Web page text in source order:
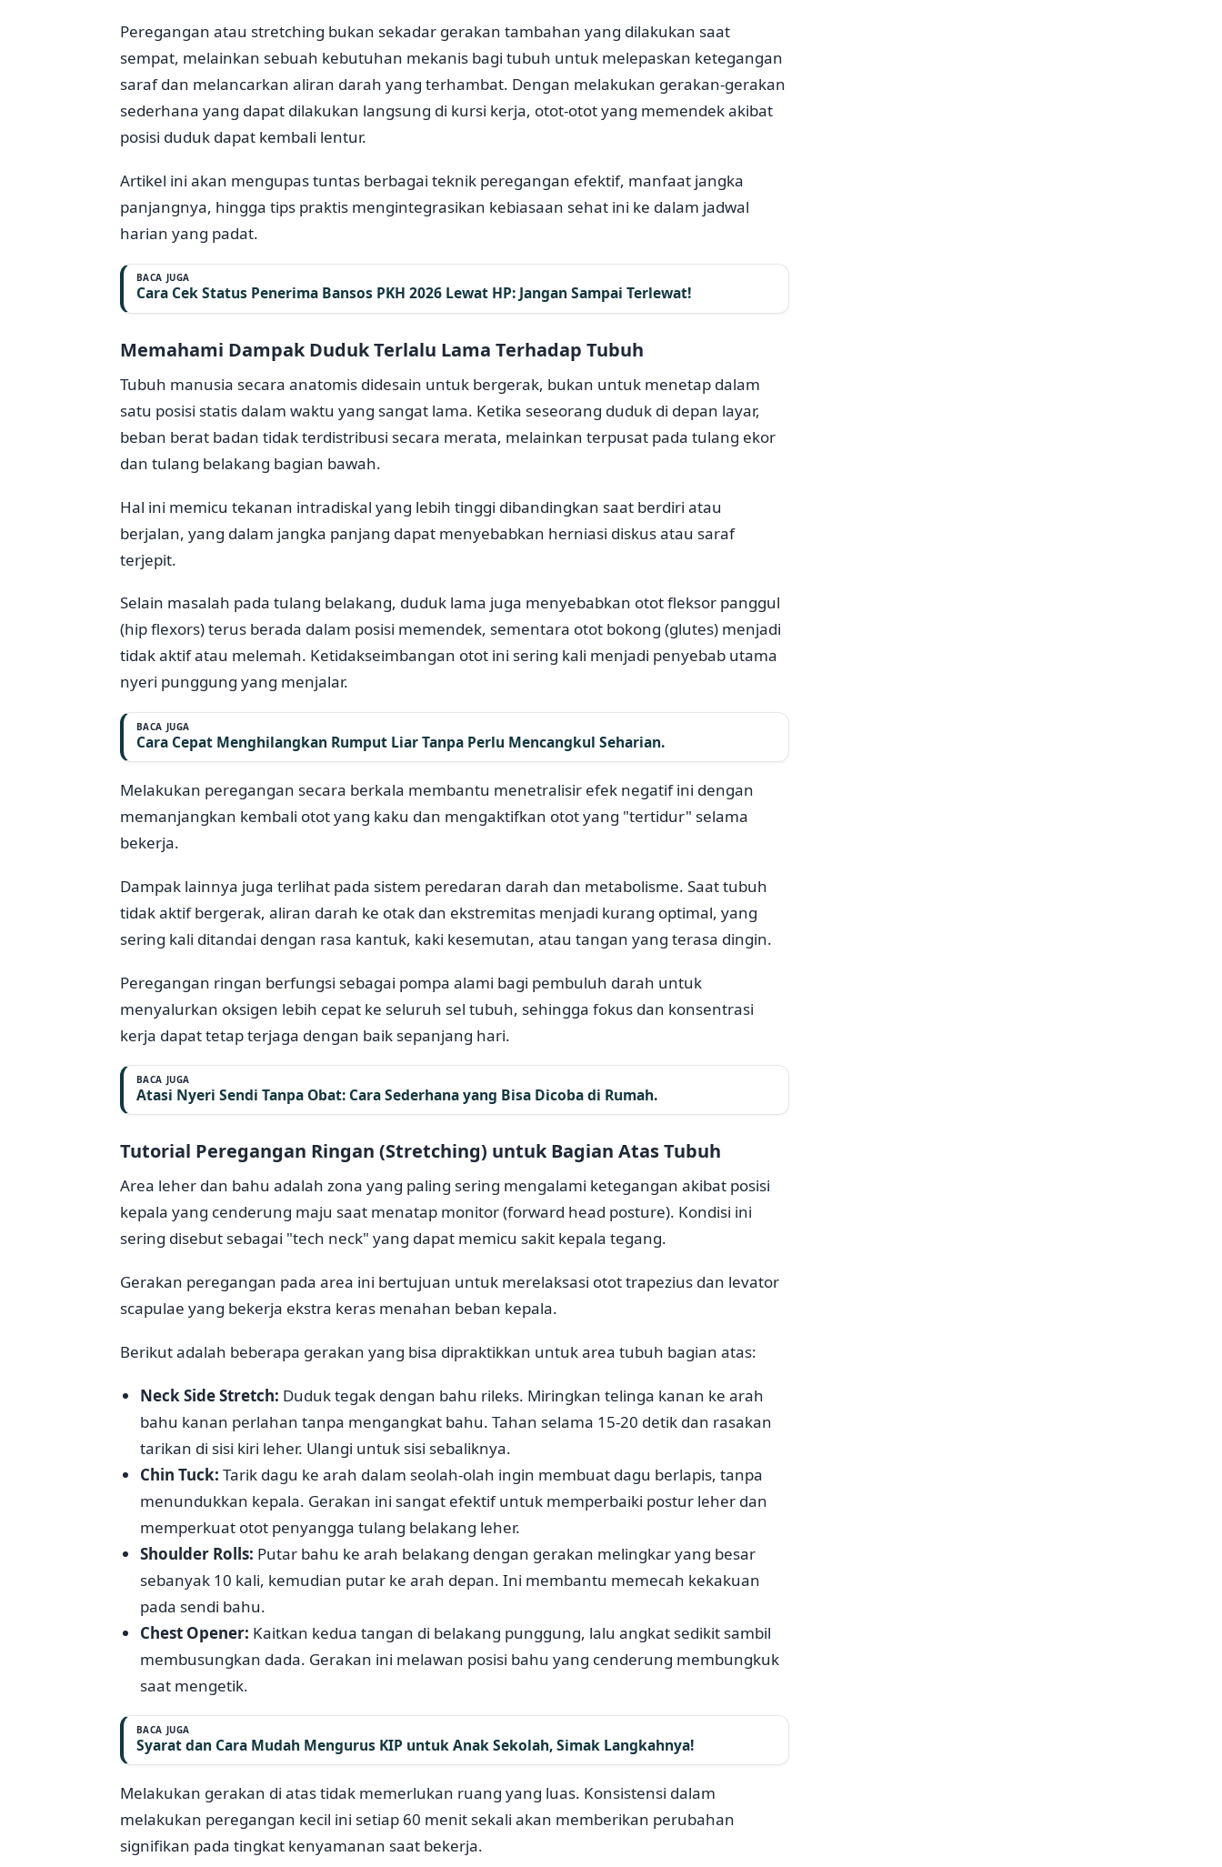
Peregangan atau stretching bukan sekadar gerakan tambahan yang dilakukan saat
sempat, melainkan sebuah kebutuhan mekanis bagi tubuh untuk melepaskan ketegangan
saraf dan melancarkan aliran darah yang terhambat. Dengan melakukan gerakan-gerakan
sederhana yang dapat dilakukan langsung di kursi kerja, otot-otot yang memendek akibat
posisi duduk dapat kembali lentur.
Artikel ini akan mengupas tuntas berbagai teknik peregangan efektif, manfaat jangka
panjangnya, hingga tips praktis mengintegrasikan kebiasaan sehat ini ke dalam jadwal
harian yang padat.
BACA JUGA
Cara Cek Status Penerima Bansos PKH 2026 Lewat HP: Jangan Sampai Terlewat!
Memahami Dampak Duduk Terlalu Lama Terhadap Tubuh
Tubuh manusia secara anatomis didesain untuk bergerak, bukan untuk menetap dalam
satu posisi statis dalam waktu yang sangat lama. Ketika seseorang duduk di depan layar,
beban berat badan tidak terdistribusi secara merata, melainkan terpusat pada tulang ekor
dan tulang belakang bagian bawah.
Hal ini memicu tekanan intradiskal yang lebih tinggi dibandingkan saat berdiri atau
berjalan, yang dalam jangka panjang dapat menyebabkan herniasi diskus atau saraf
terjepit.
Selain masalah pada tulang belakang, duduk lama juga menyebabkan otot fleksor panggul
(hip flexors) terus berada dalam posisi memendek, sementara otot bokong (glutes) menjadi
tidak aktif atau melemah. Ketidakseimbangan otot ini sering kali menjadi penyebab utama
nyeri punggung yang menjalar.
BACA JUGA
Cara Cepat Menghilangkan Rumput Liar Tanpa Perlu Mencangkul Seharian.
Melakukan peregangan secara berkala membantu menetralisir efek negatif ini dengan
memanjangkan kembali otot yang kaku dan mengaktifkan otot yang "tertidur" selama
bekerja.
Dampak lainnya juga terlihat pada sistem peredaran darah dan metabolisme. Saat tubuh
tidak aktif bergerak, aliran darah ke otak dan ekstremitas menjadi kurang optimal, yang
sering kali ditandai dengan rasa kantuk, kaki kesemutan, atau tangan yang terasa dingin.
Peregangan ringan berfungsi sebagai pompa alami bagi pembuluh darah untuk
menyalurkan oksigen lebih cepat ke seluruh sel tubuh, sehingga fokus dan konsentrasi
kerja dapat tetap terjaga dengan baik sepanjang hari.
BACA JUGA
Atasi Nyeri Sendi Tanpa Obat: Cara Sederhana yang Bisa Dicoba di Rumah.
Tutorial Peregangan Ringan (Stretching) untuk Bagian Atas Tubuh
Area leher dan bahu adalah zona yang paling sering mengalami ketegangan akibat posisi
kepala yang cenderung maju saat menatap monitor (forward head posture). Kondisi ini
sering disebut sebagai "tech neck" yang dapat memicu sakit kepala tegang.
Gerakan peregangan pada area ini bertujuan untuk merelaksasi otot trapezius dan levator
scapulae yang bekerja ekstra keras menahan beban kepala.
Berikut adalah beberapa gerakan yang bisa dipraktikkan untuk area tubuh bagian atas:
Neck Side Stretch: Duduk tegak dengan bahu rileks. Miringkan telinga kanan ke arah
bahu kanan perlahan tanpa mengangkat bahu. Tahan selama 15-20 detik dan rasakan
tarikan di sisi kiri leher. Ulangi untuk sisi sebaliknya.
Chin Tuck: Tarik dagu ke arah dalam seolah-olah ingin membuat dagu berlapis, tanpa
menundukkan kepala. Gerakan ini sangat efektif untuk memperbaiki postur leher dan
memperkuat otot penyangga tulang belakang leher.
Shoulder Rolls: Putar bahu ke arah belakang dengan gerakan melingkar yang besar
sebanyak 10 kali, kemudian putar ke arah depan. Ini membantu memecah kekakuan
pada sendi bahu.
Chest Opener: Kaitkan kedua tangan di belakang punggung, lalu angkat sedikit sambil
membusungkan dada. Gerakan ini melawan posisi bahu yang cenderung membungkuk
saat mengetik.
BACA JUGA
Syarat dan Cara Mudah Mengurus KIP untuk Anak Sekolah, Simak Langkahnya!
Melakukan gerakan di atas tidak memerlukan ruang yang luas. Konsistensi dalam
melakukan peregangan kecil ini setiap 60 menit sekali akan memberikan perubahan
signifikan pada tingkat kenyamanan saat bekerja.